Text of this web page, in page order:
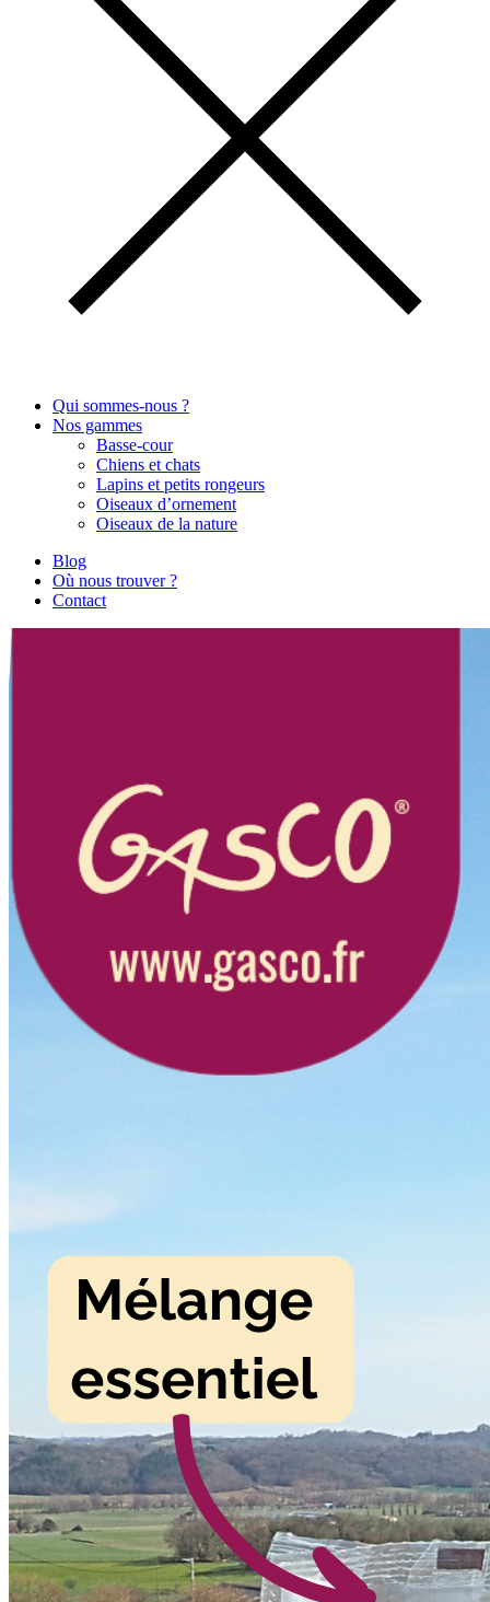
Qui sommes-nous ?
Nos gammes
Basse-cour
Chiens et chats
Lapins et petits rongeurs
Oiseaux d’ornement
Oiseaux de la nature
Blog
Où nous trouver ?
Contact